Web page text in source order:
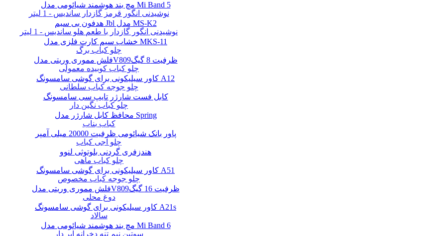
نوشیدنی انگور قرمز گازدار ساندیس - 1 لیتر
نوشیدنی انگور گازدار با طعم هلو ساندیس - 1 لیتر
چلو کباب برگ
چلو کباب کوبیده معمولی
چلو جوجه کباب سلطانی
چلو کباب نگین دار
کباب بناب
چلو آجی کباب
چلو کباب ماهی
چلو جوجه کباب مخصوص
دوغ محلی
سالاد
سوتین نیم تنه دخرانه ابر دار
مچ بند هوشمند شیائومی مدل Mi Band 5
هدفون بی سیم Jbl مدل MS-K2
خشاب سیم کارت فلزی مدل MKS-11
فلش مموری وریتی مدلV809ظرفیت 8 گیگ
کاور سیلیکونی برای گوشی سامسونگ A12
کابل فست شارژر تایپ سی سامسونگ
محافظ کابل شارژر مدل Spring
پاور بانک شیائومی ظرفیت 20000 میلی آمپر
هندزفری گردنی بلوتوثی لنوو
کاور سیلیکونی برای گوشی سامسونگ A51
فلش مموری وریتی مدلV809ظرفیت 16 گیگ
کاور سیلیکونی برای گوشی سامسونگ A21s
مچ بند هوشمند شیائومی مدل Mi Band 6